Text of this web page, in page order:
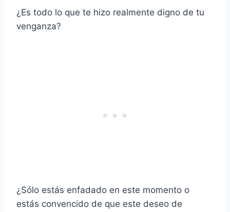
¿Es todo lo que te hizo realmente digno de tu
venganza?
¿Sólo estás enfadado en este momento o
estás convencido de que este deseo de